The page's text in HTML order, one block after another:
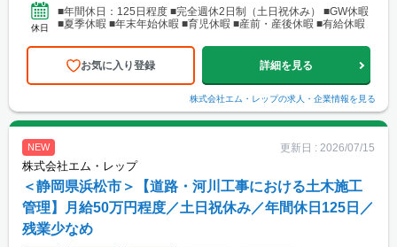
休日
■年間休日：125日程度 ■完全週休2日制（土日祝休み） ■GW休暇
■夏季休暇 ■年末年始休暇 ■育児休暇 ■産前・産後休暇 ■有給休暇
お気に入り登録 詳細を見る
株式会社エム・レップの求人・企業情報を見る
NEW 更新日 : 2026/07/15
株式会社エム・レップ
＜静岡県浜松市＞【道路・河川工事における土木施工
管理】月給50万円程度／土日祝休み／年間休日125日／
残業少なめ